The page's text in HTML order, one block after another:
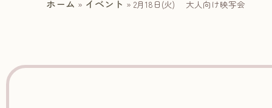
ホーム » イベント »2月18日(火) 大人向け映写会